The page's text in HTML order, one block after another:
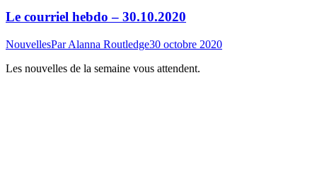
Le courriel hebdo – 30.10.2020
NouvellesParAlanna Routledge30 octobre 2020
Les nouvelles de la semaine vous attendent.